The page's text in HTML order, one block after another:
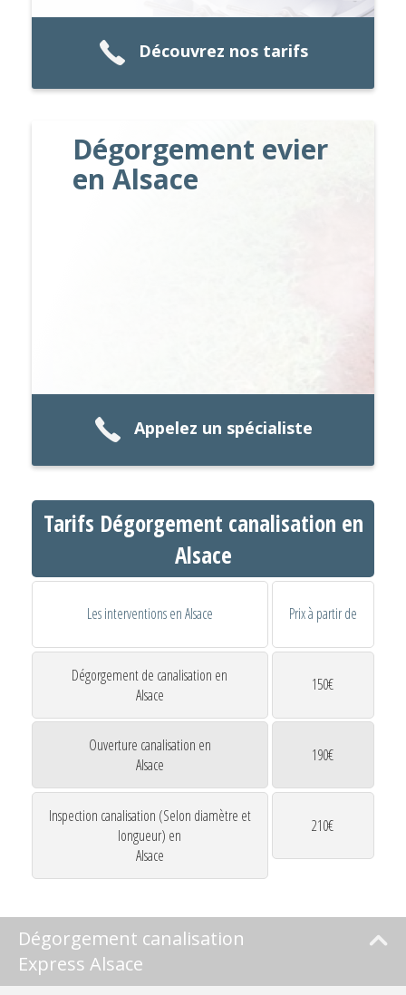
Découvrez nos tarifs
Dégorgement evier
en Alsace
Appelez un spécialiste
Tarifs Dégorgement canalisation en
Alsace
Les interventions en Alsace Prix à partir de
Dégorgement de canalisation en
Alsace
150€
Ouverture canalisation en
Alsace
190€
Inspection canalisation (Selon diamètre et
longueur) en
Alsace
210€
Dégorgement canalisation
Express Alsace